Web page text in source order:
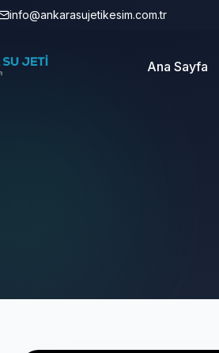
info@ankarasujetikesim.com.tr
Ana Sayfa